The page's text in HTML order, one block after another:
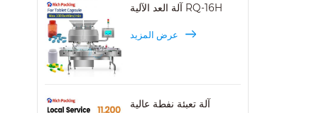
آلة العد الآلية RQ-16H
عرض المزيد
آلة تعبئة نفطة عالية